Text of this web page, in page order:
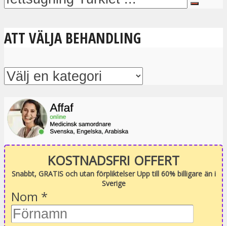
ATT VÄLJA BEHANDLING
KOSTNADSFRI OFFERT
Snabbt, GRATIS och utan förpliktelser Upp till 60% billigare än i
Sverige
Nom *